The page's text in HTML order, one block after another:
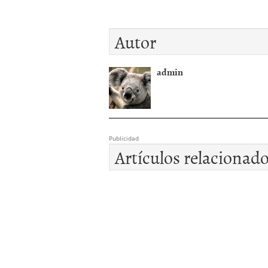
Autor
admin
Publicidad
Artículos